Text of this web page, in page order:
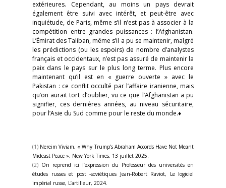
extérieures. Cependant, au moins un pays devrait
également être suivi avec intérêt, et peut-être avec
inquiétude, de Paris, même s’il n’est pas à associer à la
compétition entre grandes puissances : l’Afghanistan.
L’Émirat des Taliban, même s’il a pu se maintenir, malgré
les prédictions (ou les espoirs) de nombre d’analystes
français et occidentaux, n’est pas assuré de maintenir la
paix dans le pays sur le plus long terme. Plus encore
maintenant qu’il est en « guerre ouverte » avec le
Pakistan : ce conflit occulté par l’affaire iranienne, mais
qu’on aurait tort d’oublier, vu ce que l’Afghanistan a pu
signifier, ces dernières années, au niveau sécuritaire,
pour l’Asie du Sud comme pour le reste du monde.♦
(1) Nereim Viviam, « Why Trump’s Abraham Accords Have Not Meant
Mideast Peace », New York Times, 13 juillet 2025.
(2) On reprend ici l’expression du Professeur des universités en
études russes et post -soviétiques Jean-Robert Raviot, Le logiciel
impérial russe, L’artilleur, 2024.